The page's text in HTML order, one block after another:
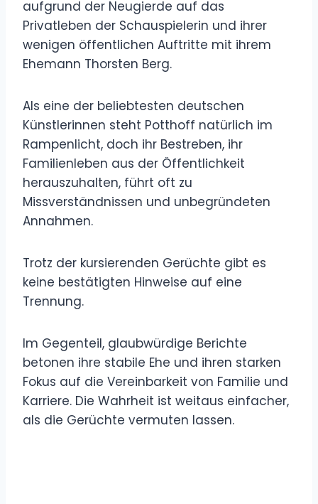
aufgrund der Neugierde auf das
Privatleben der Schauspielerin und ihrer
wenigen öffentlichen Auftritte mit ihrem
Ehemann Thorsten Berg.
Als eine der beliebtesten deutschen
Künstlerinnen steht Potthoff natürlich im
Rampenlicht, doch ihr Bestreben, ihr
Familienleben aus der Öffentlichkeit
herauszuhalten, führt oft zu
Missverständnissen und unbegründeten
Annahmen.
Trotz der kursierenden Gerüchte gibt es
keine bestätigten Hinweise auf eine
Trennung.
Im Gegenteil, glaubwürdige Berichte
betonen ihre stabile Ehe und ihren starken
Fokus auf die Vereinbarkeit von Familie und
Karriere. Die Wahrheit ist weitaus einfacher,
als die Gerüchte vermuten lassen.